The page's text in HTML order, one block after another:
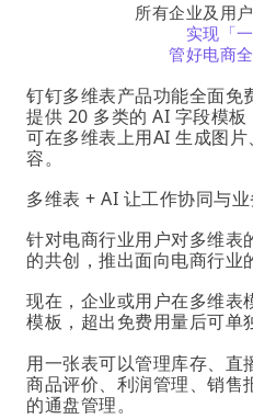
所有企业及用
实现「
管好电商
钉钉多维表产品功能全面免
提供 20 多类的 AI 字段模板
可在多维表上用AI 生成图片、
容。
多维表 + AI 让工作协同与
针对电商行业用户对多维表
的共创，推出面向电商行业
现在，企业或用户在多维表
模板，超出免费用量后可单
用一张表可以管理库存、直
商品评价、利润管理、销售
的通盘管理。